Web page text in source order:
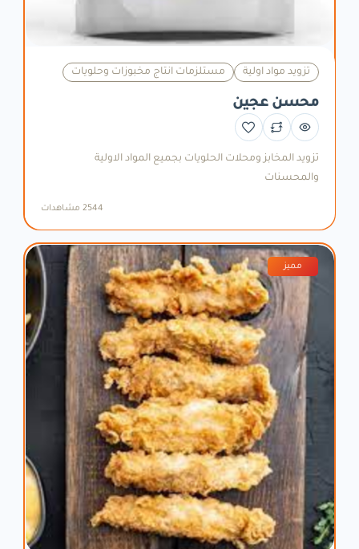
تزويد مواد اولية مستلزمات انتاج مخبوزات وحلويات
محسن عجين
تزويد المخابز ومحلات الحلويات بجميع المواد الاولية
والمحسنات
2544 مشاهدات
مميز